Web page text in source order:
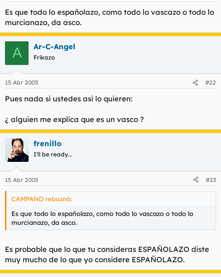
Es que todo lo españolazo, como todo lo vascazo o todo lo
murcianazo, da asco.
A Ar-C-Angel
Frikazo
15 Abr 2005 #22
Pues nada si ustedes asi lo quieren:
¿ alguien me explica que es un vasco ?
frenillo
I'll be ready...
15 Abr 2005 #23
CAMPANO rebuznó:
Es que todo lo españolazo, como todo lo vascazo o todo lo
murcianazo, da asco.
Es probable que lo que tu consideras ESPAÑOLAZO diste
muy mucho de lo que yo considere ESPAÑOLAZO.